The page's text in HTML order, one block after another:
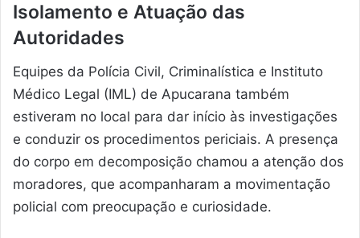
Isolamento e Atuação das
Autoridades
Equipes da Polícia Civil, Criminalística e Instituto
Médico Legal (IML) de Apucarana também
estiveram no local para dar início às investigações
e conduzir os procedimentos periciais. A presença
do corpo em decomposição chamou a atenção dos
moradores, que acompanharam a movimentação
policial com preocupação e curiosidade.